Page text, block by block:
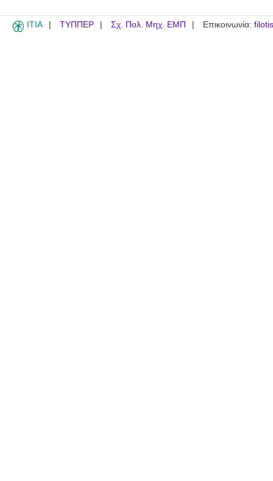
ITIA ΤΥΠΠΕΡ Σχ. Πολ. Μηχ. ΕΜΠ Επικοινωνία: